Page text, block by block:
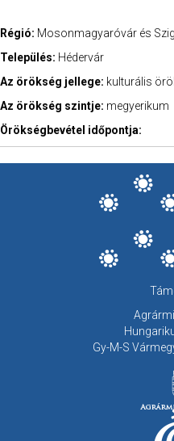
Régió: Mosonmagyaróvár és
Település: Hédervár
Az örökség jellege: kulturális
Az örökség szintje: megyerikum
Örökségbevétel időpontja:
Gy-M-S